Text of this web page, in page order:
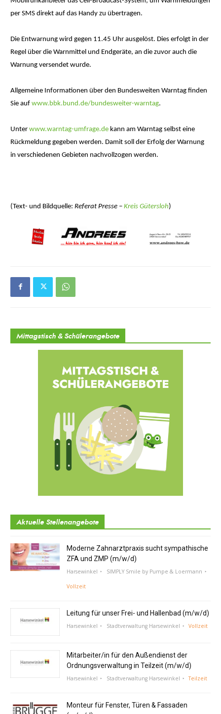
per SMS direkt auf das Handy zu übertragen.
Die Entwarnung wird gegen 11.45 Uhr ausgelöst. Dies erfolgt in der
Regel über die Warnmittel und Endgeräte, an die zuvor auch die
Warnung versendet wurde.
Allgemeine Informationen über den Bundesweiten Warntag finden
Sie aufwww.bbk.bund.de/bundesweiter-warntag.
Unterwww.warntag-umfrage.de kann am Warntag selbst eine
Rückmeldung gegeben werden. Damit soll der Erfolg der Warnung
in verschiedenen Gebieten nachvollzogen werden.
(Text- und Bildquelle: Referat Presse –Kreis Gütersloh)
Mittagstisch & Schülerangebote
Aktuelle Stellenangebote
Moderne Zahnarztpraxis sucht sympathische
ZFA und ZMP (m/w/d)
Harsewinkel SIMPLY Smile by Pumpe & Loermann
Vollzeit
Leitung für unser Frei- und Hallenbad (m/w/d)
Harsewinkel Stadtverwaltung Harsewinkel Vollzeit
Mitarbeiter/in für den Außendienst der
Ordnungsverwaltung in Teilzeit (m/w/d)
Harsewinkel Stadtverwaltung Harsewinkel Teilzeit
Monteur für Fenster, Türen & Fassaden